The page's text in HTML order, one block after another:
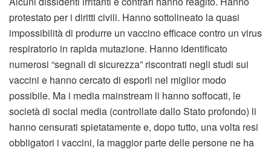
protestato per i diritti civili. Hanno sottolineato la quasi
impossibilità di produrre un vaccino efficace contro un virus
respiratorio in rapida mutazione. Hanno identificato
numerosi “segnali di sicurezza” riscontrati negli studi sui
vaccini e hanno cercato di esporli nel miglior modo
possibile. Ma i media mainstream li hanno soffocati, le
società di social media (controllate dallo Stato profondo) li
hanno censurati spietatamente e, dopo tutto, una volta resi
obbligatori i vaccini, la maggior parte delle persone ne ha